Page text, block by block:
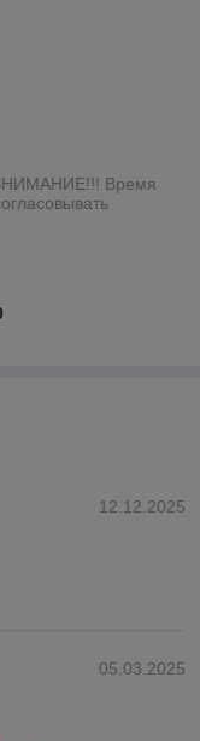
Время
12.12.2025
05.03.2025